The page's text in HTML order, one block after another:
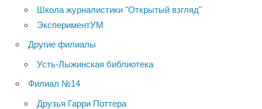
Школа журналистики "Открытый взгляд"
ЭкспериментУМ
Другие филиалы
Усть-Лыжинская библиотека
Филиал №14
Друзья Гарри Поттера